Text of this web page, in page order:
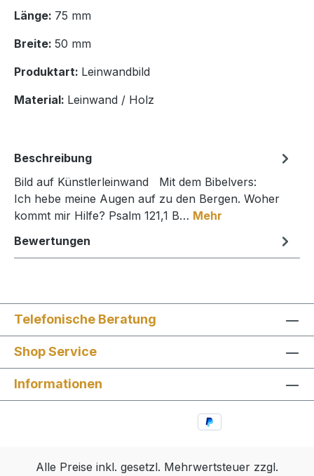
Länge: 75 mm
Breite: 50 mm
Produktart: Leinwandbild
Material: Leinwand / Holz
Beschreibung
Bild auf Künstlerleinwand Mit dem Bibelvers:
Ich hebe meine Augen auf zu den Bergen. Woher
kommt mir Hilfe? Psalm 121,1 B… Mehr
Bewertungen
Telefonische Beratung
Shop Service
Informationen
Alle Preise inkl. gesetzl. Mehrwertsteuer zzgl.